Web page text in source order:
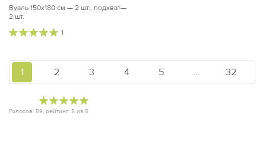
Вуаль 150х180 см — 2 шт., подхват—
2 шт.
1
Голосов: 59, рейтинг: 5 из 5
1 2 3 4 5 ... 32